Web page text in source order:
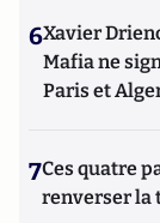
6Xavier
Mafia ne
Paris et
7Ces quatre
renverser la